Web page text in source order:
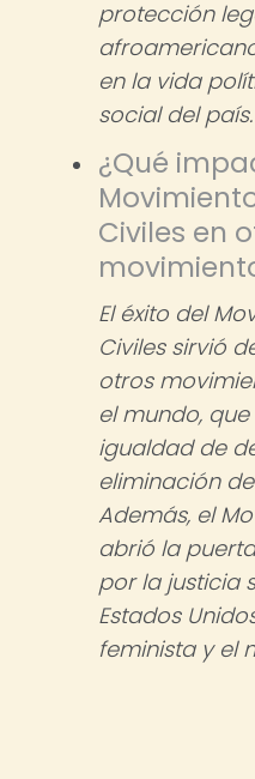
protección
en la vida
social del país.
¿Qué
Civiles en
El éxito del
Civiles sirvió
otros
el mundo,
igualdad de
eliminación
Además, el
abrió la
por la justicia
Estados
feminista y el